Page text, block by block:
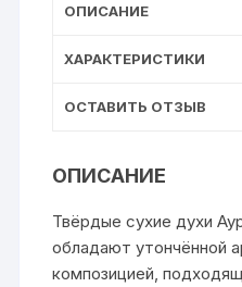
ОПИСАНИЕ
ХАРАКТЕРИСТИКИ
ОСТАВИТЬ ОТЗЫВ
ОПИСАНИЕ
Твёрдые сухие духи
обладают утончённой
композицией,